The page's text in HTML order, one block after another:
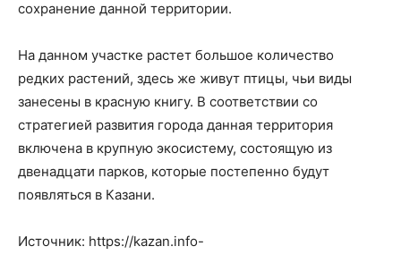
сохранение данной территории.
На данном участке растет большое количество
редких растений, здесь же живут птицы, чьи виды
занесены в красную книгу. В соответствии со
стратегией развития города данная территория
включена в крупную экосистему, состоящую из
двенадцати парков, которые постепенно будут
появляться в Казани.
Источник: https://kazan.info-